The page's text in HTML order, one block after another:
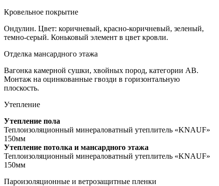
Кровельное покрытие
Ондулин. Цвет: коричневый, красно-коричневый, зеленый,
темно-серый. Коньковый элемент в цвет кровли.
Отделка мансардного этажа
Вагонка камерной сушки, хвойных пород, категории АВ.
Монтаж на оцинкованные гвозди в горизонтальную
плоскость.
Утепление
Утепление пола
Теплоизоляционный минераловатный утеплитель «KNAUF»
150мм
Утепление потолка и мансардного этажа
Теплоизоляционный минераловатный утеплитель «KNAUF»
150мм
Пароизоляционные и ветрозащитные пленки